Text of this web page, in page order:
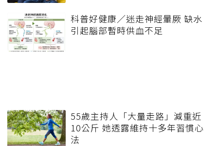
科普好健康／迷走神經暈厥 缺水
引起腦部暫時供血不足
55歲主持人「大量走路」減重近
10公斤 她透露維持十多年習慣心
法